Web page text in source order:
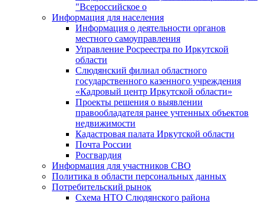
"Всероссийское о
Информация для населения
Информация о деятельности органов
местного самоуправления
Управление Росреестра по Иркутской
области
Слюдянский филиал областного
государственного казенного учреждения
«Кадровый центр Иркутской области»
Проекты решения о выявлении
правообладателя ранее учтенных объектов
недвижимости
Кадастровая палата Иркутской области
Почта России
Росгвардия
Информация для участников СВО
Политика в области персональных данных
Потребительский рынок
Схема НТО Слюдянского района